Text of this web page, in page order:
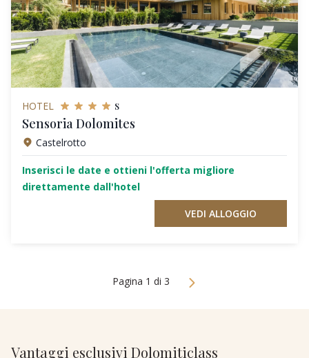
HOTEL s
Sensoria Dolomites
Castelrotto
Inserisci le date e ottieni l'offerta migliore
direttamente dall'hotel
VEDI ALLOGGIO
Pagina 1 di 3
Vantaggi esclusivi Dolomiticlass